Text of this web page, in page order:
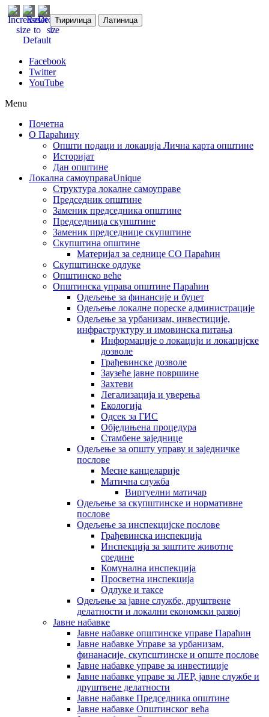
Ћирилица Латиница
Facebook
Twitter
YouTube
Menu
Почетна
О Параћину
Општи подаци и локација Лична карта општине
Историјат
Дан општине
Локална самоуправаUnique
Структура локалне самоуправе
Председник општине
Заменик председника општине
Председница скупштине
Заменик председнице скупштине
Скупштина општине
Материјал за седнице СО Параћин
Скупштинске одлуке
Општинско веће
Општинска управа општине Параћин
Одељење за финансије и буџет
Одељење локалне пореске администрације
Одељење за урбанизам, инвестиције,
инфраструктуру и имовинска питања
Информације о локацији и локацијске
дозволе
Грађевинске дозволе
Заузеће јавне површине
Захтеви
Легализација и уверења
Екологија
Одсек за ГИС
Обједињена процедура
Стамбене заједнице
Oдељење за општу управу и заједничке
послове
Месне канцеларије
Матична служба
Виртуелни матичар
Одељење за скупштинске и нормативне
послове
Одељење за инспекцијске послове
Грађевинска инспекција
Инспекција за заштите животне
средине
Комунална инспекција
Просветна инспекција
Одлуке и таксе
Одељење за јавне службе, друштвене
делатности и локални економски развој
Јавне набавке
Јавне набавке општинске управе Параћин
Јавне набавке Управе за урбанизам,
финанасије, скупсштинске и опште послове
Јавне набавке управе за инвестиције
Јавне набавке управе за ЛЕР, јавне службе и
друштвене делатности
Јавне набавке Председника општине
Јавне набавке Општинског већа